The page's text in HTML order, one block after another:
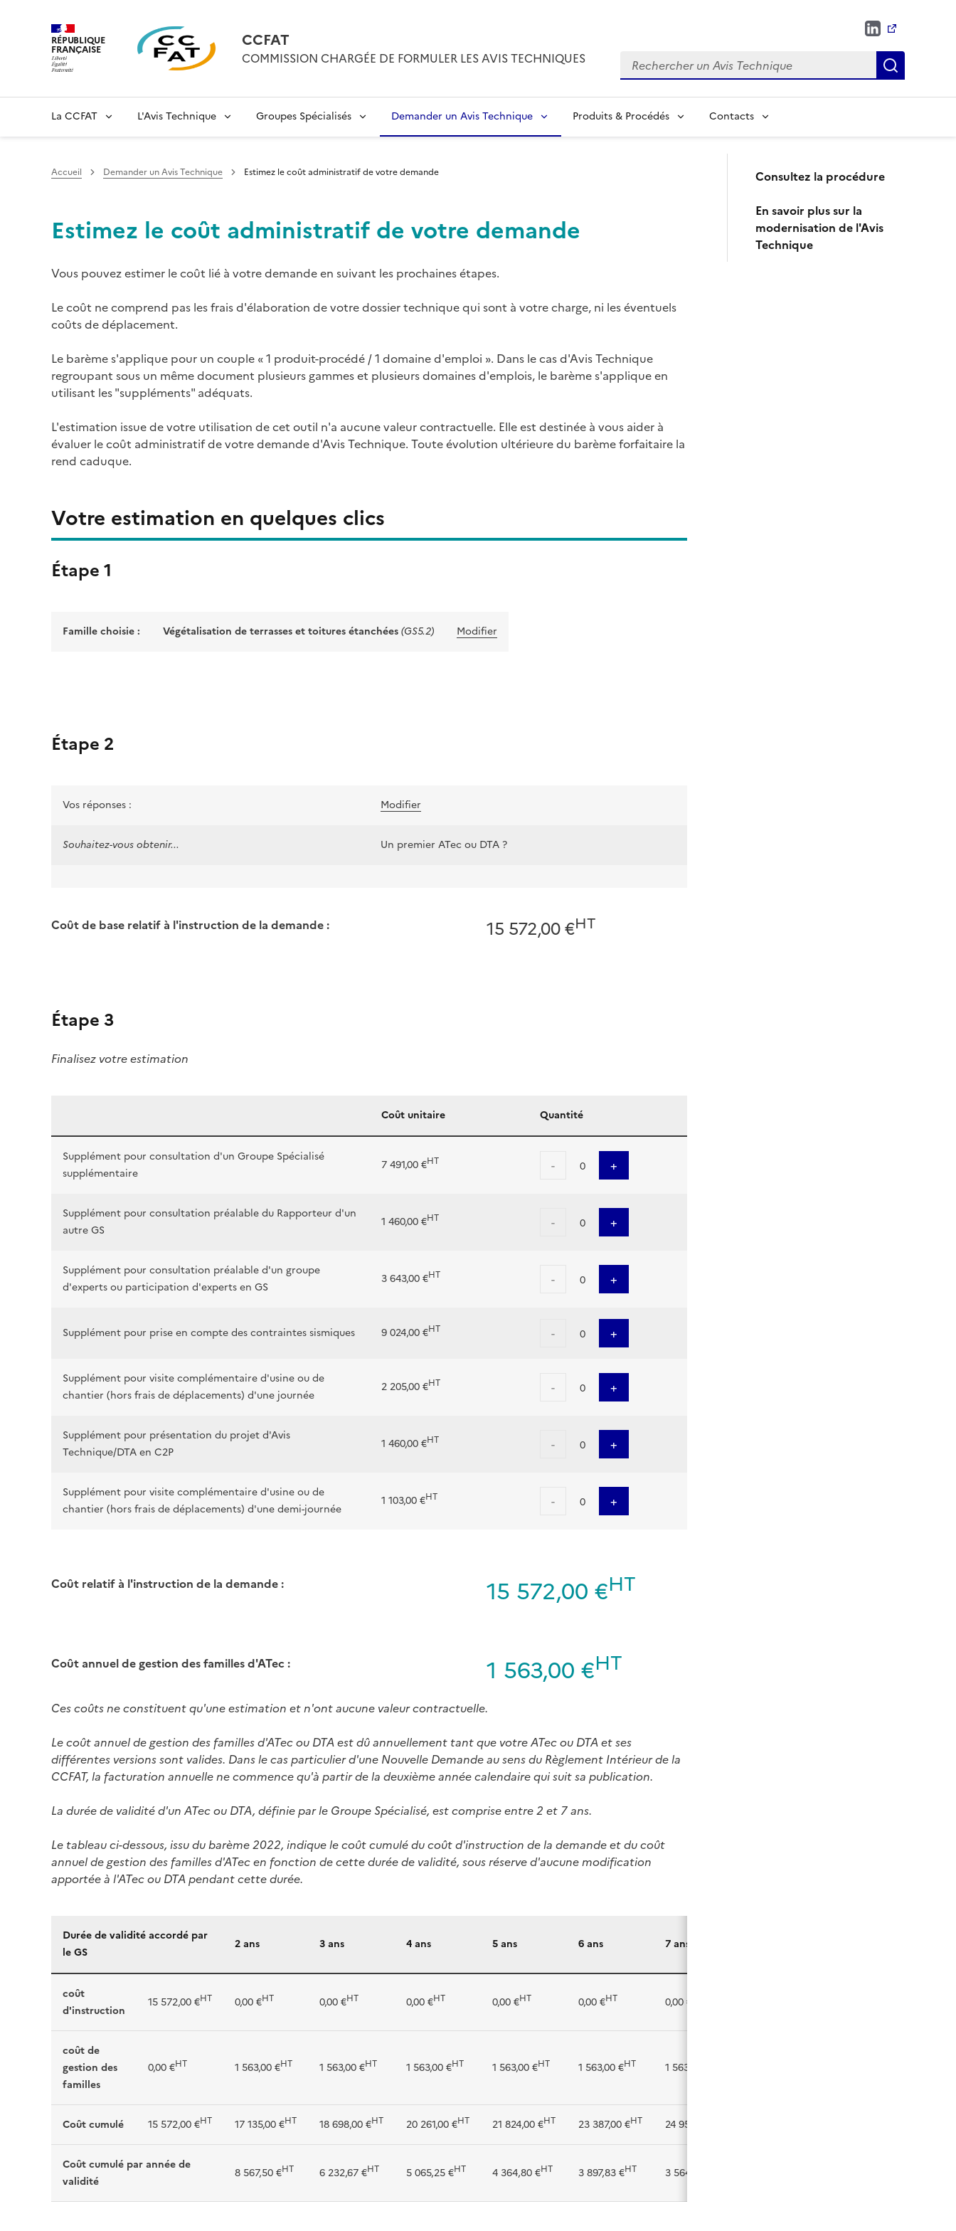
RÉPUBLIQUE
FRANÇAISE CCFAT
COMMISSION CHARGÉE DE FORMULER LES AVIS TECHNIQUES Rechercher
La CCFAT L'Avis Technique Groupes Spécialisés Demander un Avis Technique Produits & Procédés Contacts
Accueil Demander un Avis Technique Estimez le coût administratif de votre demande
Estimez le coût administratif de votre demande
Vous pouvez estimer le coût lié à votre demande en suivant les prochaines étapes.
Le coût ne comprend pas les frais d'élaboration de votre dossier technique qui sont à votre charge, ni les éventuels
coûts de déplacement.
Le barème s'applique pour un couple « 1 produit-procédé / 1 domaine d'emploi ». Dans le cas d'Avis Technique
regroupant sous un même document plusieurs gammes et plusieurs domaines d'emplois, le barème s'applique en
utilisant les "suppléments" adéquats.
L'estimation issue de votre utilisation de cet outil n'a aucune valeur contractuelle. Elle est destinée à vous aider à
évaluer le coût administratif de votre demande d'Avis Technique. Toute évolution ultérieure du barème forfaitaire la
rend caduque.
Votre estimation en quelques clics
Étape 1
Famille choisie : Végétalisation de terrasses et toitures étanchées(GS5.2) Modifier
Étape 2
Vos réponses : Modifier
Souhaitez-vous obtenir... Un premier ATec ou DTA ?
Coût de base relatif à l'instruction de la demande : 15 572,00 €HT
Étape 3
Finalisez votre estimation
Coût unitaire Quantité
Supplément pour consultation d'un Groupe Spécialisé
supplémentaire
7 491,00 €HT - 0 +
Supplément pour consultation préalable du Rapporteur d'un
autre GS
1 460,00 €HT - 0 +
Supplément pour consultation préalable d'un groupe
d'experts ou participation d'experts en GS
3 643,00 €HT - 0 +
Supplément pour prise en compte des contraintes sismiques 9 024,00 €HT - 0 +
Supplément pour visite complémentaire d'usine ou de
chantier (hors frais de déplacements) d'une journée
2 205,00 €HT - 0 +
Supplément pour présentation du projet d'Avis
Technique/DTA en C2P
1 460,00 €HT - 0 +
Supplément pour visite complémentaire d'usine ou de
chantier (hors frais de déplacements) d'une demi-journée
1 103,00 €HT - 0 +
Coût relatif à l'instruction de la demande : 15 572,00 €HT
Coût annuel de gestion des familles d'ATec : 1 563,00 €HT
Ces coûts ne constituent qu'une estimation et n'ont aucune valeur contractuelle.
Le coût annuel de gestion des familles d'ATec ou DTA est dû annuellement tant que votre ATec ou DTA et ses
différentes versions sont valides. Dans le cas particulier d'une Nouvelle Demande au sens du Règlement Intérieur de la
CCFAT, la facturation annuelle ne commence qu'à partir de la deuxième année calendaire qui suit sa publication.
La durée de validité d'un ATec ou DTA, définie par le Groupe Spécialisé, est comprise entre 2 et 7 ans.
Le tableau ci-dessous, issu du barème 2022, indique le coût cumulé du coût d'instruction de la demande et du coût
annuel de gestion des familles d'ATec en fonction de cette durée de validité, sous réserve d'aucune modification
apportée à l'ATec ou DTA pendant cette durée.
Durée de validité accordé par
le GS
2 ans 3 ans 4 ans 5 ans 6 ans 7 ans
coût
d'instruction
15 572,00 €HT 0,00 €HT 0,00 €HT 0,00 €HT 0,00 €HT 0,00 €HT 0,00 €
coût de
gestion des
familles
0,00 €HT 1 563,00 €HT 1 563,00 €HT 1 563,00 €HT 1 563,00 €HT 1 563,00 €HT 1 563,00 €
Coût cumulé 15 572,00 €HT 17 135,00 €HT 18 698,00 €HT 20 261,00 €HT 21 824,00 €HT 23 387,00 €HT 24 950,00 €
Coût cumulé par année de
validité
8 567,50 €HT 6 232,67 €HT 5 065,25 €HT 4 364,80 €HT 3 897,83 €HT 3 564,29 €
Consultez la procédure
En savoir plus sur la
modernisation de l'Avis
Technique